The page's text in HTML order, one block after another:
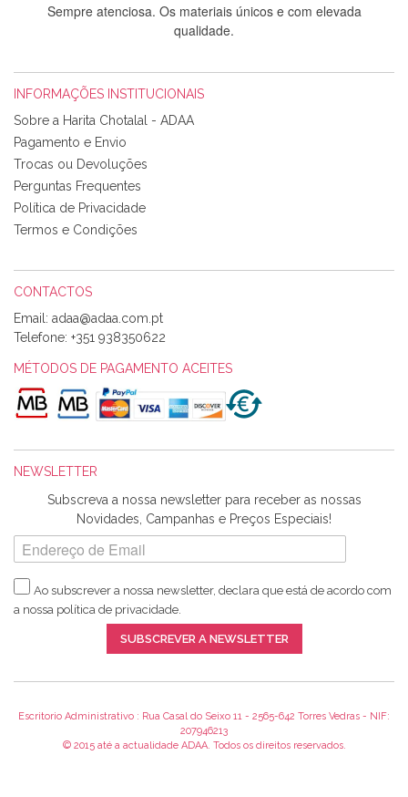
Sempre atenciosa. Os materiais únicos e com elevada
qualidade.
Tudo chegou em condições, pois os produtos vieram muito
bem acondicionados. Estou plenamente satisfeita com os
produtos adquiridos. Relativamente à bolsa, tem um tecido
com um padrão e cores muito bonitas e a execução está
perfeitíssima. Futuramente penso voltar a comprar na vossa
loja, têm excelentes artigos a um preço muito justo. A
Alexandra Morais
Olá boa Noite. Os meus tecidos chegaram hoje. Muito
obrigada pelo miminho que dá um jeitaço pras minhas linhas
de bordar e não sei o que pões nos tecidos, mas que cheiram
maravilhosamente ... cheiram! :) Muito Obrigada.
Harita a minha encomenda já chegou. :) Muito obrigada pela
rapidez no envio, pela qualidade dos materiais que me
enviaste e pela simpatia de sempre. :)
Catarina Amaro
5 estrelas. Gosto muito do serviço. A Harita Chotalal é muito
Recomendo.
INFORMAÇÕES INSTITUCIONAIS
Sobre a Harita Chotalal - ADAA
Pagamento e Envio
Trocas ou Devoluções
Perguntas Frequentes
Política de Privacidade
Termos e Condições
CONTACTOS
Email:
Telefone: +351 938350622
MÉTODOS DE PAGAMENTO ACEITES
NEWSLETTER
Subscreva a nossa newsletter para receber as nossas
Novidades, Campanhas e Preços Especiais!
Ao subscrever a nossa newsletter, declara que está de acordo com
a nossa política de privacidade.
SUBSCREVER A NEWSLETTER
Escritorio Administrativo : Rua Casal do Seixo 11 - 2565-642 Torres Vedras - NIF:
207946213
© 2015 até a actualidade ADAA. Todos os direitos reservados.